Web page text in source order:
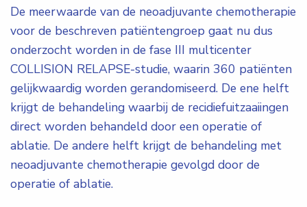
De meerwaarde van de neoadjuvante chemotherapie
voor de beschreven patiëntengroep gaat nu dus
onderzocht worden in de fase III multicenter
COLLISION RELAPSE-studie, waarin 360 patiënten
gelijkwaardig worden gerandomiseerd. De ene helft
krijgt de behandeling waarbij de recidiefuitzaaiingen
direct worden behandeld door een operatie of
ablatie. De andere helft krijgt de behandeling met
neoadjuvante chemotherapie gevolgd door de
operatie of ablatie.